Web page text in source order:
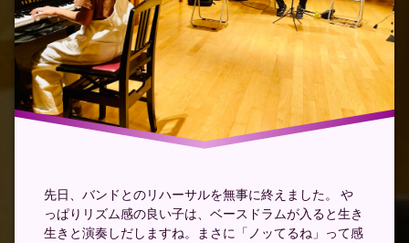
先日、バンドとのリハーサルを無事に終えました。 や
っぱりリズム感の良い子は、ベースドラムが入ると生き
生きと演奏しだしますね。まさに「ノッてるね」って感
ノ
発
表
会
ベ
ー
シ